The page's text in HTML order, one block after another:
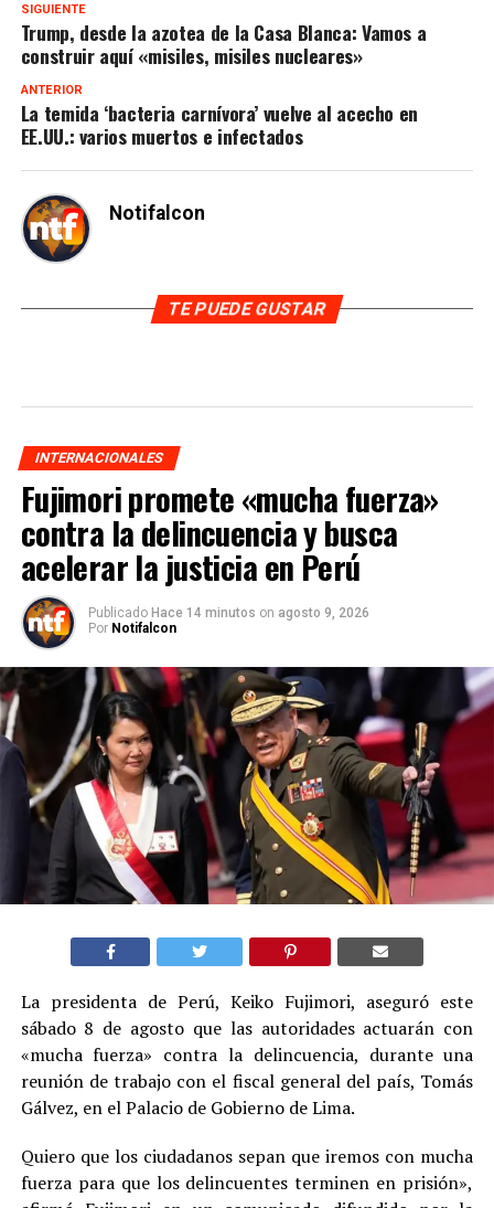
SIGUIENTE
Trump, desde la azotea de la Casa Blanca: Vamos a
construir aquí «misiles, misiles nucleares»
ANTERIOR
La temida ‘bacteria carnívora’ vuelve al acecho en
EE.UU.: varios muertos e infectados
Notifalcon
TE PUEDE GUSTAR
INTERNACIONALES
Fujimori promete «mucha fuerza»
contra la delincuencia y busca
acelerar la justicia en Perú
Publicado Hace 14 minutos on agosto 9, 2026
Por Notifalcon
La presidenta de Perú, Keiko Fujimori, aseguró este
sábado 8 de agosto que las autoridades actuarán con
«mucha fuerza» contra la delincuencia, durante una
reunión de trabajo con el fiscal general del país, Tomás
Gálvez, en el Palacio de Gobierno de Lima.
Quiero que los ciudadanos sepan que iremos con mucha
fuerza para que los delincuentes terminen en prisión»,